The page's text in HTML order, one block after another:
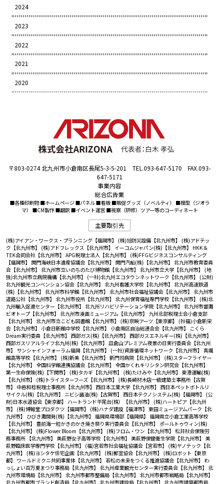
2024
2023
2022
2021
2020
〒803-0274 北九州市小倉南区長尾5-3-5-201 TEL.093-647-5170 FAX.093-
647-5171
事業内容
総合広告業
■各種印刷物 ■ホームページ ■パネル ■看板 ■販促グッズ（ノベルティ） ■模型（ジオラ
マ） ■CM製作 ■翻訳 ■イベント運営 ■視察（研修）ツアー等のコーディネート
主要取引先
(株)アイアン・ワークス・プランニング【福岡市】 (株)旭防災設備【北九州市】 (株)アドテッ
ク【北九州市】 (株)アドフレックス【北九州市】 イーコムジャパン(株)【北九州市】 HKK＆
TEK合同会社【北九州市】 APG税理士法人【北九州市】 (株)FFGビジネスコンサルティング
【福岡市】 関門海峡日本遺産協議会【北九州市】 関門汽船(株)【北九州市】 北九州市教育委員
会【北九州市】 北九州市立いのちのたび博物館【北九州市】 北九州市立大学【北九州市】 (地
独)北九州市立病院機構【北九州市】 (一社)北九州エコタウンネットワーク【北九州市】 (公財)
北九州観光コンベンション協会【北九州市】 北九州看護大学校【北九州市】 北九州高速鉄道
(株)【北九州市】 北九州市科学館【北九州市】 北九州市社会福祉協議会【北九州市】 北九州市
道路公社【北九州市】 北九州市役所【北九州市】 北九州保育福祉専門学校【北九州市】 (株)北
九州輸入促進センター【北九州市】 北九州リハビリテーション学院【北九州市】 北九州市響灘
ビオトープ【北九州市】 北九州市漫画ミュージアム【北九州市】 九州北部税理士会小倉支部
【北九州市】 北九州市立こども図書館【北九州市】 (株)京映アーツ【東京都】 (社福)小倉新栄
会【北九州市】 小倉日新館中学校【北九州市】 小倉南区自治総連合会【北九州市】
こくら
Dream実行委員【北九州市】 西部ガス(株)【北九州市】 西部ガスエネルギー(株)【北九州市】
西部ガスリアルライフ北九州(株)【北九州市】 皿倉山プレミアム夜景の日実行委員会【北九州
市】 サンシャインフォーラム福岡【北九州市】 (一社)資源循環ネットワーク【北九州市】 真颯
館高等学校【北九州市】 (株)新美【北九州市】 新門司病院【北九州市】 (株)スターフライヤー
【北九州市】 全国科学館連携協議会【北九州市】 全国かくれキリシタン研究会【北九州市】
第一生命保険(株)【下関市】 (株)タカギ【北九州市】 (株)たけみや【北九州市】 東港運輸(株)
【北九州市】 (株)トライスターフーズ【北九州市】 (株)長崎材木店一級建築士事務所【古賀
市】 中邑和稔税理士事務所【北九州市】 西日本工業大学【北九州市】 西日本ペットボトルリ
サイクル(株)【北九州市】 ニビシ醤油(株)【古賀市】 西日本テクノシステム(株)【福岡市】 (公
財)日本水道協会【東京都】 ハートランド平尾台(株）【北九州市】 (株)ハートピア【北九州
市】 (株)博報堂プロダクツ【福岡市】 (株)ハナダ建設【福津市】 東田ミュージアムパーク【北
九州市】 ひびき灘開発(株)【北九州市】 福岡県環境部【福岡県】 福岡県立小倉工業高等学校
【北九州市】 豊前海一粒かきのかき焼き祭り実行委員会【北九州市】 ポールトゥウィン(株)
【北九州市】 (株)Flower Bloom【北九州市】 (株)フロム・ワン【北九州市】 松井社会保険労
務事務所 【北九州市】 美萩野女子高等学校【北九州市】 美萩野保健衛生学院【北九州市】 美
萩野臨床医学専門学校【北九州市】 (福)宮若市社会福祉協議会【宮若市】 (株)ヤノテック【北
九州市】 (株)ヨシタケ住宅企画【北九州市】 (株)郵宣協会【北九州市】 (株)ロボット【東京
都】 ワールドミクニ共同事業体【北九州市】 若松の未来をつくる推進協議会【北九州市】 わ
っしょい百万夏まつり事務局【北九州市】 北九州産業観光センター実行委員会【北九州市】 北
九州市環境局【北九州市】 北九州市都市整備局【北九州市】 北九州市都市戦略局【北九州市】
北九州市都市ブランド創造局【北九州市】 北九州市建設局【北九州市】 北九州市建築都市局